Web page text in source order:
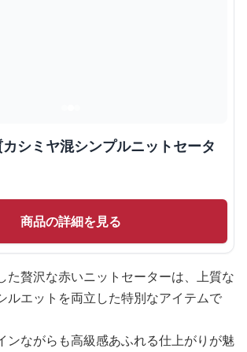
シミヤ混シンプルニットセータ
商品の詳細を見る
た贅沢な赤いニットセーターは、上質な
ルエットを両立した特別なアイテムで
ンながらも高級感あふれる仕上がりが魅